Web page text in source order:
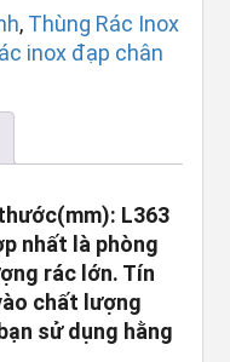
, Thùng Rác Inox
inox đạp chân
L363
nhất là phòng
rác lớn. Tín
chất lượng
sử dụng hằng